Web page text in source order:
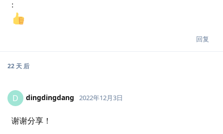
:
回复
22 天 后
D dingdingdang 2022年12月3日
谢谢分享！